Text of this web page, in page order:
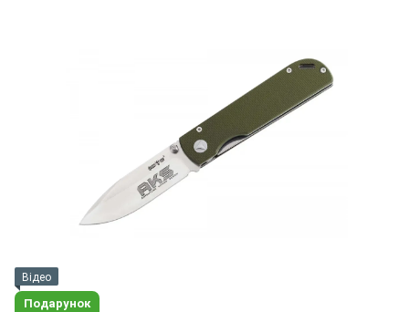
Відео
Подарунок